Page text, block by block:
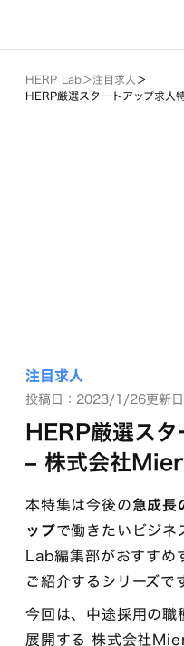
HERP Lab＞注目求人＞
HERP厳選スタートアップ求
注目求人
投稿日：2023/1/26更新
HERP厳選スタ
– 株式会社
本特集は今後の急成長
ップで働きたいビジ
Lab編集部がおすすめ
ご紹介するシリーズで
今回は、中途採用の職
展開する 株式会社